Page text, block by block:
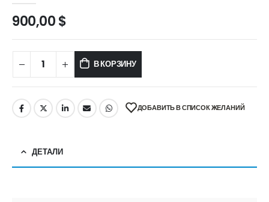
900,00$
В КОРЗИНУ
ДОБАВИТЬ В СПИСОК ЖЕЛАНИЙ
ДЕТАЛИ